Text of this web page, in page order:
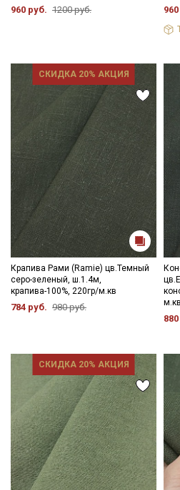
960 руб. 1200 руб.
СКИДКА 20% АКЦИЯ
Крапива Рами (Ramie) цв.Темный
серо-зеленый, ш.1.4м,
крапива-100%, 220гр/м.кв
784 руб. 980 руб.
м.кв
СКИДКА 20% АКЦИЯ